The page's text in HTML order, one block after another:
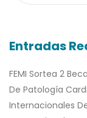
Entradas
FEMI Sortea 2
De Patología
Internacionales